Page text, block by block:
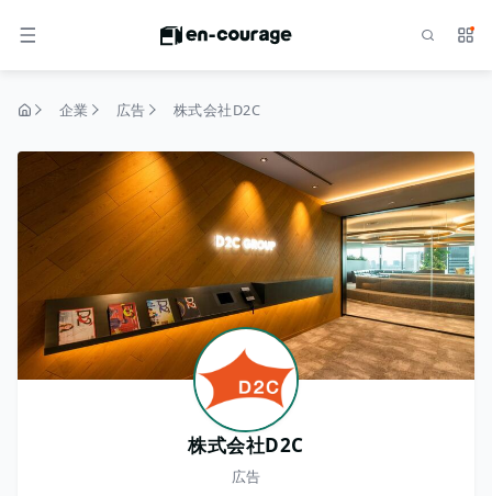
メニュー サ
企業 広告 株式会社D2C
株式会社D2C
広告